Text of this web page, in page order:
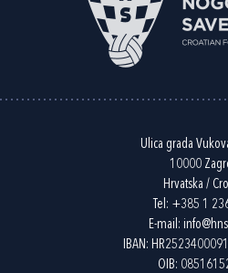
Ulica grada
10000
Hrvatska /
Tel: +385 1
E-mail:
IBAN:
OIB: